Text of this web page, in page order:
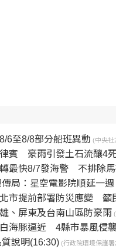
6至8/8部分船班異動 (中央社
賓 豪雨引發土石流釀4
最快8/7發海警 不排除
局：星空電影院順延一週
市提前部署防災應變 籲
、屏東及台南山區防豪雨
白海豚逼近 4縣市暴風侵
說明(16:30) (行政院環境保護